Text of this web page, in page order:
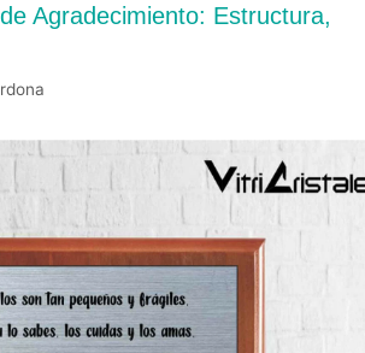
Agradecimiento: Estructura,